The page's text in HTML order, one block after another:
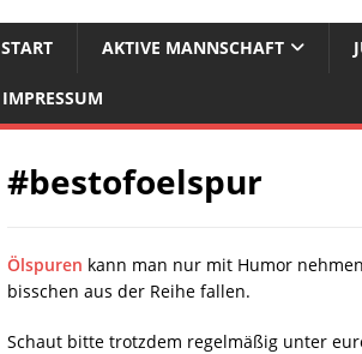
START AKTIVE MANNSCHAFT
IMPRESSUM
#bestofoelspur
Ölspuren kann man nur mit Humor
bisschen aus der Reihe fallen.
Schaut bitte trotzdem regelmäßig unter